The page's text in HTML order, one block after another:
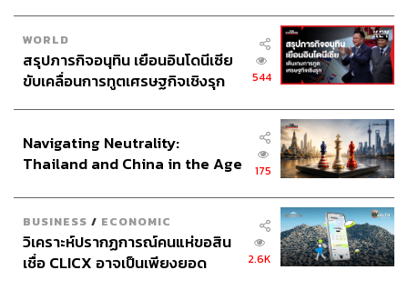
ปัญหาหรือมีความหดหู่และซึมเศร้าอยู่แล้ว ไปจนถึงคนที่ใช้
ชีวิตปกติ จนกระทั่งเพิ่งมามีอาการนี้หลังชมหนังจบ
ภาพ: Ben Hasty / MediaNews Group / Reading Eagle via
Getty Images
อ้างอิง:
https://www.nytimes.com/2022/11/30/magazine/avat
https://www.psychologytoday.com/us/blog/promoting-
hope-preventing-suicide/201001/avatar-blues
http://edition.cnn.com/2010/SHOWBIZ/Movies/01/11/
avatar.movie.blues/index.html
WORLD
สรุปภารกิจอนุทิน เยือนอินโดนีเซีย
ขับเคลื่อนการทูตเศรษฐกิจเชิงรุก
544
Navigating Neutrality:
Thailand and China in the Age
175
BUSINESS / ECONOMIC
วิเคราะห์ปรากฏการณ์คนแห่ขอสิน
เชื่อ CLICX อาจเป็นเพียงยอด
2.6K